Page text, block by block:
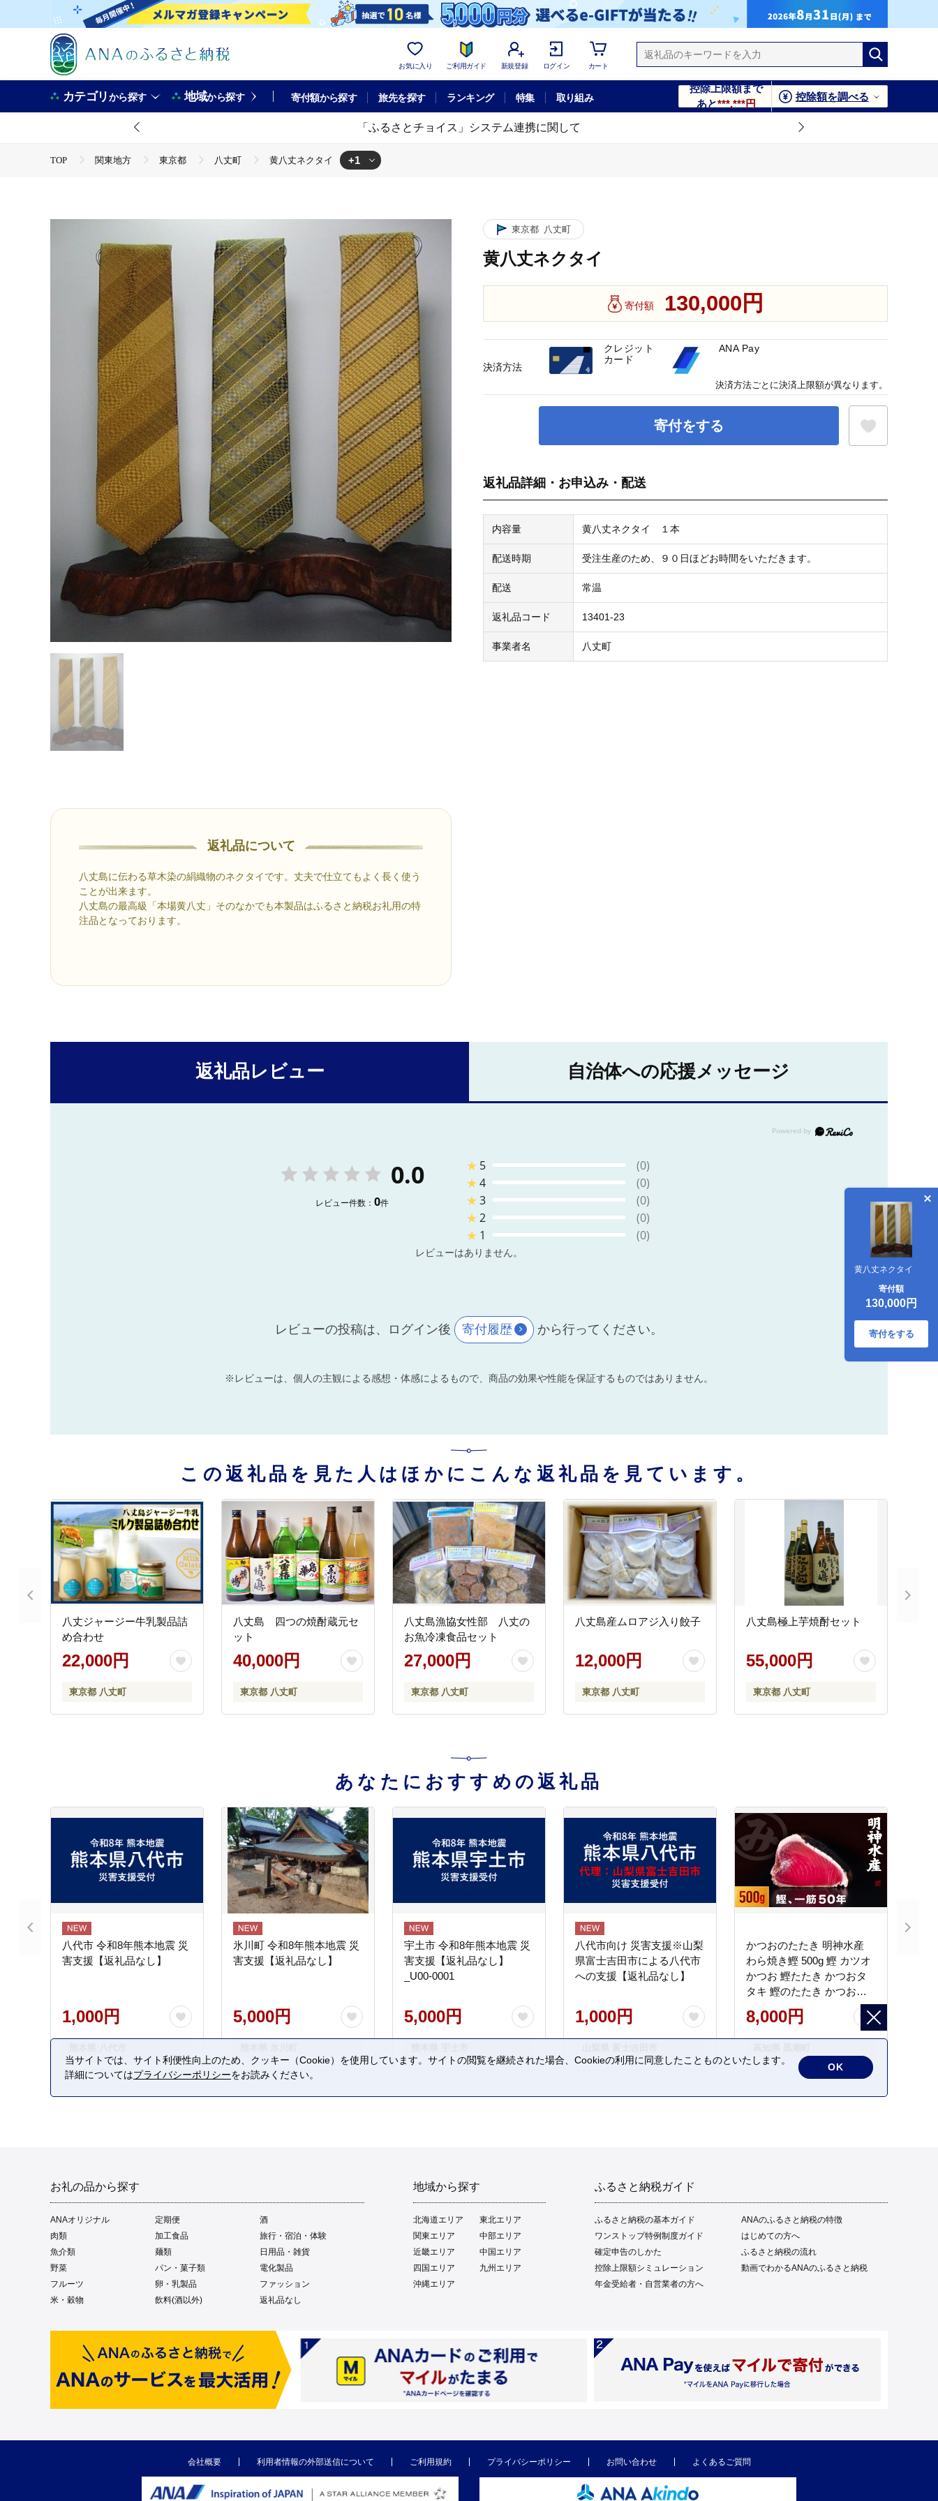
お気に入り ご利用ガイド 新規登録 ログイン カート
カテゴリから探す 地域から探す 寄付額から探す 旅先を探す ランキング 特集 取り組み
控除上限額まで
あと***,***円
控除額を調べる
「ふるさとチョイス」システム連携に関して
TOP 関東地方 東京都 八丈町 黄八丈ネクタイ +1
返礼品について
八丈島に伝わる草木染の絹織物のネクタイです。丈夫で仕立てもよく長く使う
ことが出来ます。
八丈島の最高級「本場黄八丈」そのなかでも本製品はふるさと納税お礼用の特
注品となっております。
東京都 八丈町
黄八丈ネクタイ
寄付額 130,000円
寄付をする
黄八丈ネクタイ
寄付額
130,000円
寄付をする
返礼品詳細・お申込み・配送
内容量 黄八丈ネクタイ １本
配送時期 受注生産のため、９０日ほどお時間をいただきます。
配送 常温
返礼品コード 13401-23
事業者名 八丈町
決済方法
クレジット
カード
ANA Pay
決済方法ごとに決済上限額が異なります。
返礼品レビュー 自治体への応援メッセージ
0.0
レビュー件数： 0件
★ 5
(0)
★4
(0)
★3
(0)
★2
(0)
★ 1 (0)
レビューはありません。
レビューの投稿は、ログイン後 寄付履歴 から行ってください。
※レビューは、個人の主観による感想・体感によるもので、商品の効果や性能を保証するものではありません。
この返礼品を見た人はほかにこんな返礼品を見ています。
八丈ジャージー牛乳製品詰
め合わせ
22,000円
東京都 八丈町
八丈島 四つの焼酎蔵元セ
ット
40,000円
東京都 八丈町
八丈島漁協女性部 八丈の
お魚冷凍食品セット
27,000円
東京都 八丈町
八丈島産ムロアジ入り餃子
12,000円
東京都 八丈町
八丈島極上芋焼酎セット
55,000円
東京都 八丈町
あなたにおすすめの返礼品
八代市 令和8年熊本地震 災
害支援【返礼品なし】
1,000円
氷川町 令和8年熊本地震 災
害支援【返礼品なし】
5,000円
宇土市 令和8年熊本地震 災
害支援【返礼品なし】
_U00-0001
5,000円
八代市向け 災害支援※山梨
県富士吉田市による八代市
への支援【返礼品なし】
1,000円
かつおのたたき 明神水産
わら焼き鰹 500g 鰹 カツオ
かつお 鰹たたき かつおタ
タキ 鰹のたたき かつおの
タタキ 藁焼き わら焼き 魚
さかな 海鮮 刺身 お刺身 冷
凍 ご家庭用 グルメ 特産品
フト 贈答品 人気 返礼品 ふ
産 土佐名物 高知県 高評価
8,000円
お礼の品から探す
ANAオリジナル 定期便
酒
肉類
加工食品
旅行・宿泊・体験
魚介類
麺類
日用品・雑貨
野菜
パン・菓子類
電化製品
フルーツ
卵・乳製品
ファッション
米・穀物
飲料(酒以外) 返礼品なし
地域から探す
北海道エリア
東北エリア
関東エリア
中部エリア
近畿エリア
中国エリア
四国エリア
九州エリア
沖縄エリア
ふるさと納税ガイド
ふるさと納税の基本ガイド
ANAのふるさと納税の特徴
ワンストップ特例制度ガイド
はじめての方へ
確定申告のしかた
ふるさと納税の流れ
控除上限額シミュレーション
動画でわかるANAのふるさと納税
年金受給者・自営業者の方へ
会社概要 利用者情報の外部送信について ご利用規約 プライバシーポリシー お問い合わせ よくあるご質問
当サイトでは、サイト利便性向上のため、クッキー（Cookie）を使用しています。サイトの閲覧を継続された場合、Cookieの利用に同意したことものといたします。
詳細についてはプライバシーポリシーをお読みください。
OK